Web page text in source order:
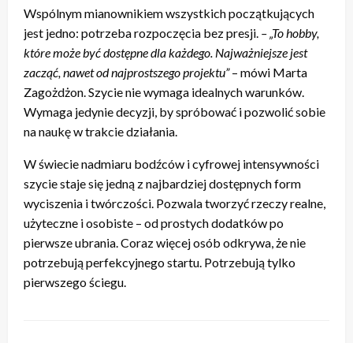
Wspólnym mianownikiem wszystkich początkujących
jest jedno: potrzeba rozpoczęcia bez presji. – „To hobby,
które może być dostępne dla każdego. Najważniejsze jest
zacząć, nawet od najprostszego projektu”– mówi Marta
Zagożdżon. Szycie nie wymaga idealnych warunków.
Wymaga jedynie decyzji, by spróbować i pozwolić sobie
na naukę w trakcie działania.
W świecie nadmiaru bodźców i cyfrowej intensywności
szycie staje się jedną z najbardziej dostępnych form
wyciszenia i twórczości. Pozwala tworzyć rzeczy realne,
użyteczne i osobiste – od prostych dodatków po
pierwsze ubrania. Coraz więcej osób odkrywa, że nie
potrzebują perfekcyjnego startu. Potrzebują tylko
pierwszego ściegu.